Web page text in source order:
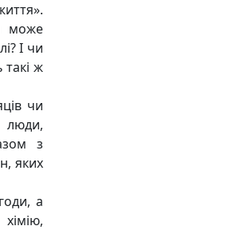
може
І чи
ж
чи
люди,
з
яких
а